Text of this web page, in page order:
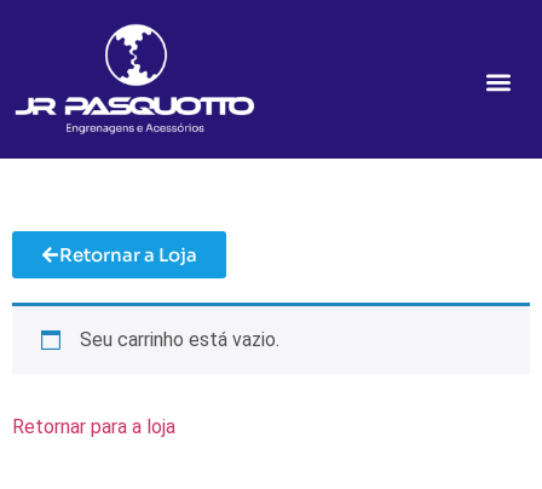
Retornar a Loja
Seu carrinho está vazio.
Retornar para a loja